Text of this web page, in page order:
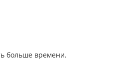
больше времени.